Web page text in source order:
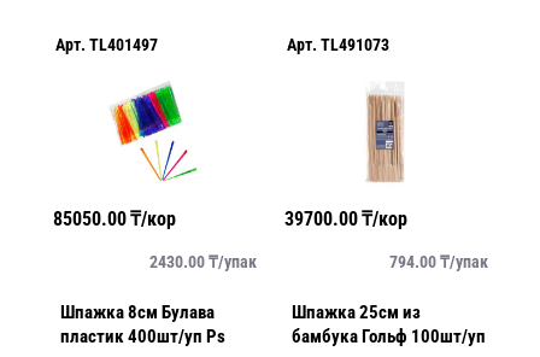
Арт. TL401497
85050.00₸/кор
2430.00₸/упак
Шпажка 8см Булава
пластик 400шт/уп Ps
Арт. TL491073
39700.00₸/кор
794.00₸/упак
Шпажка 25см из
бамбука Гольф 100шт/уп